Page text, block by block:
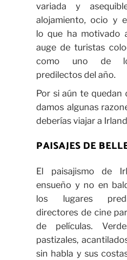
variada y
alojamiento, ocio y
lo que ha motivado
auge de turistas
como uno de
predilectos del año.
Por si aún te quedan
damos algunas
deberías viajar a
PAISAJES DE
El paisajismo de
ensueño y no en
los lugares
directores de cine
de películas.
pastizales,
sin habla y sus